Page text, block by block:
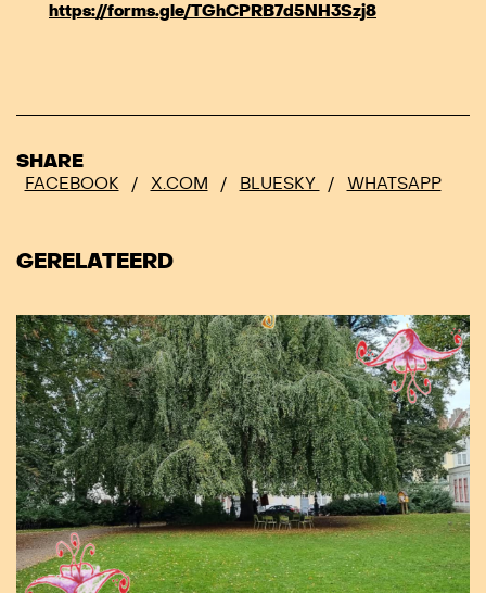
https://forms.gle/TGhCPRB7d5NH3Szj8
SHARE
FACEBOOK / X.COM / BLUESKY / WHATSAPP
GERELATEERD